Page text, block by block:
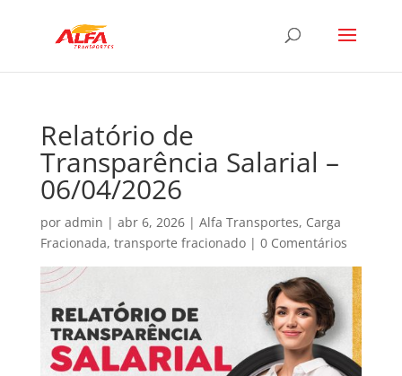
Relatório de
Transparência Salarial –
06/04/2026
por admin | abr 6, 2026| Alfa Transportes, Carga
Fracionada, transporte fracionado| 0 Comentários